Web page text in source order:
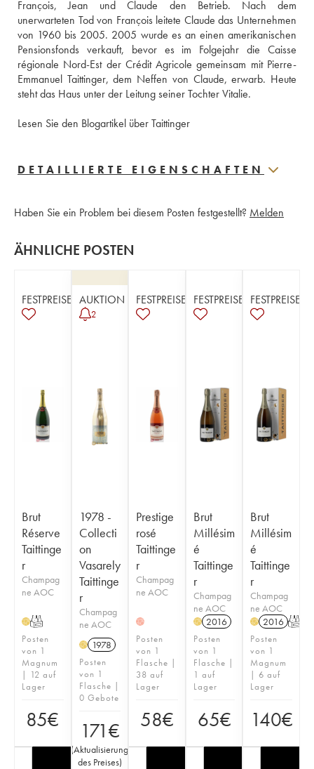
François, Jean und Claude den Betrieb. Nach dem
unerwarteten Tod von François leitete Claude das Unternehmen
von 1960 bis 2005. 2005 wurde es an einen amerikanischen
Pensionsfonds verkauft, bevor es im Folgejahr die Caisse
régionale Nord-Est der Crédit Agricole gemeinsam mit Pierre-
Emmanuel Taittinger, dem Neffen von Claude, erwarb. Heute
steht das Haus unter der Leitung seiner Tochter Vitalie.
Lesen Sie den Blogartikel über Taittinger
DETAILLIERTE EIGENSCHAFTEN
Haben Sie ein Problem bei diesem Posten festgestellt? Melden
ÄHNLICHE POSTEN
FESTPREISE
Brut
Réserve
Taittinge
r
Champag
ne AOC
HT
Posten
von 1
Magnum
| 12 auf
Lager
85€
AUKTION
2
1978 -
Collecti
on
Vasarely
Taittinge
r
Champag
ne AOC
H 1978
Posten
von 1
Flasche |
0 Gebote
171€
(Aktualisierung
des Preises)
FESTPREISE
Prestige
rosé
Taittinge
r
Champag
ne AOC
H
Posten
von 1
Flasche |
38 auf
Lager
58€
FESTPREISE
Brut
Millésim
é
Taittinge
r
Champag
ne AOC
H 2016
Posten
von 1
Flasche |
1 auf
Lager
65€
FESTPREISE
Brut
Millésim
é
Taittinge
r
Champag
ne AOC
H 2016 T
Posten
von 1
Magnum
| 6 auf
Lager
140€